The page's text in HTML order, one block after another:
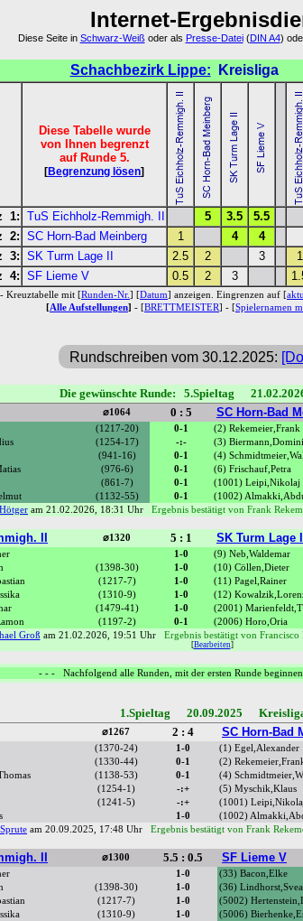
Internet-
Diese Seite in Schwarz-Weißoder als Presse-Datei(DIN A4)
Schachbezirk Lippe: Kreisliga
Diese Tabelle wurde
von Ihnen begrenzt
auf Runde 5.
[Begrenzung lösen]
1: TuS Eichholz-Remmigh. II 5 3.5 5.5
2: SC Horn-Bad Meinberg 1 4 4
3: SK Turm Lage II 2.5 2 3 1
4: SF Lieme V 0.5 2 3
- Kreuztabelle mit [ Runden-Nr. Datum ] anzeigen. Eingrenzen auf [
Alle Aufstellungen - [ BRETTMEISTER] - [ Spielernamen
Rundschreiben vom 30.12.2025:
Die gewünschte Runde: 5.Spieltag
⌀1064 0 : 5 SC Horn-Bad
(1217-20) 0-1 (2) Rekemeier,Frank
(1254-17) -:- (3)
(941-16) 0-1 (4)
(976-6) 0-1 (6) Frischauf,Petra
(861-7) 0-1 (1001) Leipi,Nikolaj
(1132-55) 0-1 (1002)
am 21.02.2026, 18:31 Uhr Ergebnis bestätigt von Frank
II ⌀1320 5 : 1 SK Turm Lage II
1-0 (9) Neb,Waldemar
(1398-30) 1-0 (10) Cöllen,Dieter
(1217-7) 1-0 (11) Pagel,Rainer
(1310-9) 1-0 (12)
(1479-41) 1-0 (2001)
(1197-2) 0-1 (2006) Horo,Oria
Groß am 21.02.2026, 19:51 Uhr Ergebnis bestätigt von
[Bearbeiten]
- - - Nachfolgend alle Runden, mit der ersten Runde
1.Spieltag 20.09.2025
⌀1267 2 : 4 SC Horn-Bad
(1370-24) 1-0 (1) Egel,Alexander
(1330-44) 0-1 (2)
(1138-53) 0-1 (4)
(1254-1) -:+ (5) Myschik,Klaus
(1241-5) -:+ (1001)
1-0 (1002)
am 20.09.2025, 17:48 Uhr Ergebnis bestätigt von Frank
II ⌀1300 5.5 : 0.5 SF Lieme V
1-0 (33) Bacon,Elke
(1398-30) 1-0 (36) Lindhorst,Svea
(1217-7) 1-0 (5002)
(1310-9) 1-0 (5006)